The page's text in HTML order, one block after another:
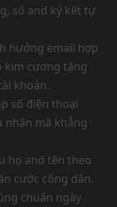
số and ký kết tự
hưởng email hợp
kim cương tặng
khoản.
số điện thoại
mã khẳng
họ and tên theo
cước công dân.
chuẩn ngày